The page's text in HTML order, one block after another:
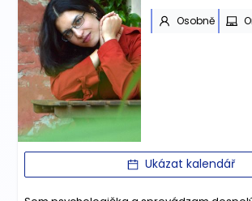
Osobně
Ukázat kalendář